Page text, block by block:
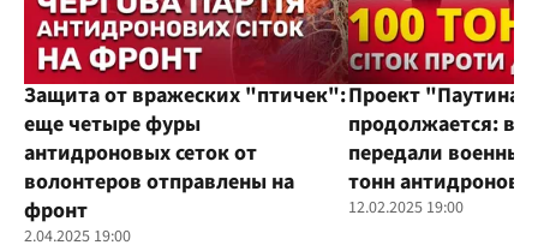
Защита от вражеских "птичек":
еще четыре фуры
антидроновых сеток от
волонтеров отправлены на
фронт
2.04.2025 19:00
Проект "Паутина"
продолжается:
передали
тонн
12.02.2025 19:00